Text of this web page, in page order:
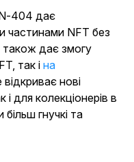
404 дає
частинами NFT без
також дає змогу
так і на
відкриває нові
для колекціонерів в
гнучкі та